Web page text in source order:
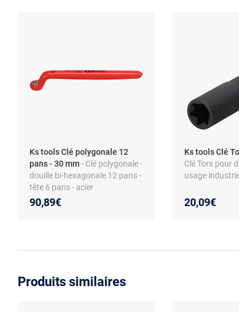
Ks tools Clé polygonale 12
pans - 30 mm- Clé polygonale -
douille bi-hexagonale 12 pans -
tête 6 pans - acier
90,89€
Ks tools Clé
Clé Torx pour
usage
20,09€
Produits similaires